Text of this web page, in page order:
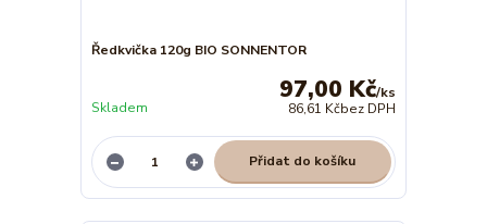
Ředkvička 120g BIO SONNENTOR
97,00 Kč/ks
86,61 Kčbez DPH
Skladem
Přidat do košíku